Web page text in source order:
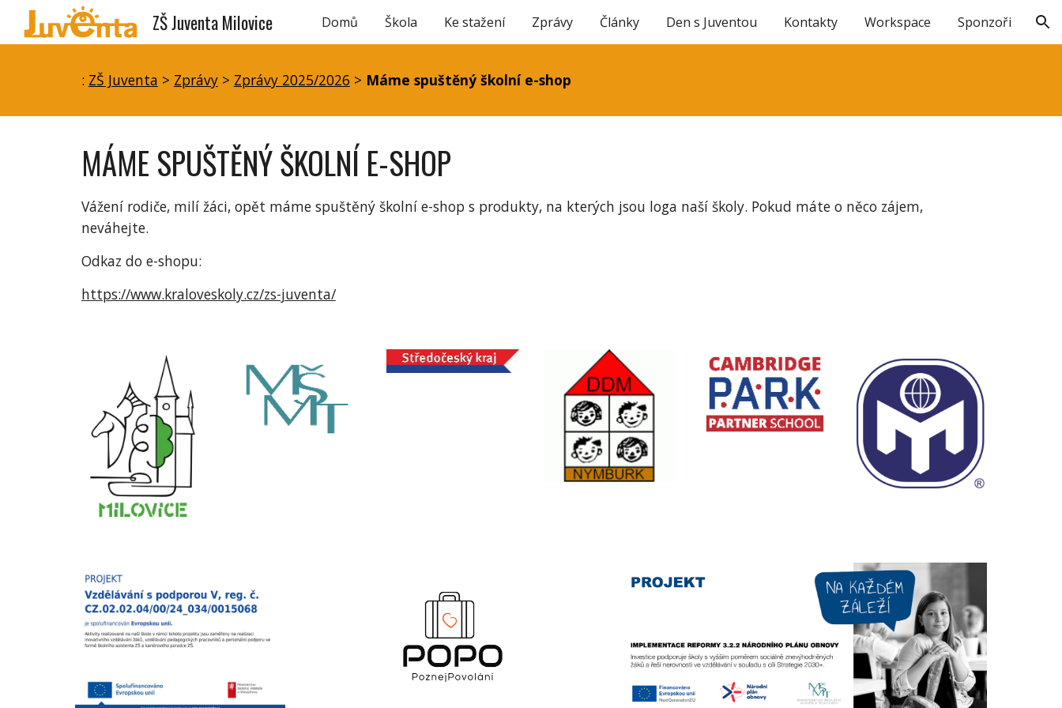
Skip to main content Skip to navigation
ZŠ Juventa Milovice Domů Škola Ke stažení Zprávy Články Den s Juventou Kontakty Workspace Sponzoři
: ZŠ Juventa > Zprávy> Zprávy 2025/2026 > Máme spuštěný školní e-shop
MÁME SPUŠTĚNÝ ŠKOLNÍ E-SHOP
Vážení rodiče, milí žáci, opět máme spuštěný školní e-shop s produkty, na kterých jsou loga naší školy. Pokud máte o něco zájem,
neváhejte.
Odkaz do e-shopu:
https://www.kraloveskoly.cz/zs-juventa/